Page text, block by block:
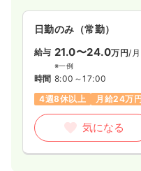
日勤のみ（常勤）
給与 21.0〜24.0万円/月
※一例
時間 8:00～17:00
4週8休以上
月給24万
気になる